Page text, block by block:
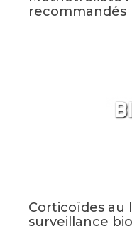
recommandés
Corticoïdes au
surveillance